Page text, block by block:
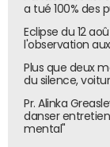
ces accords, la
entreprises
soutien continu
arrivent à
notamment
prolongation
Un enjeu
a tué 100% des
Eclipse du 12
l'observation
Plus que deux
du silence,
Pr. Alinka
danser
mental"